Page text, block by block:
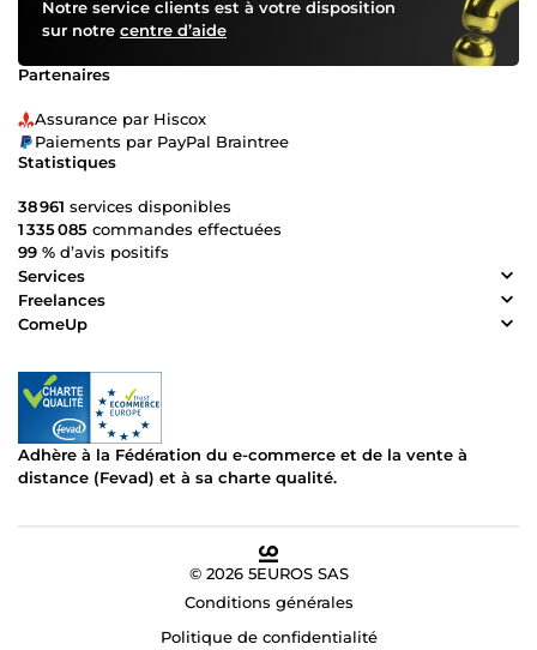
Notre service clients est à votre disposition
sur notre centre d’aide
Partenaires
Assurance par Hiscox
Paiements par PayPal Braintree
Statistiques
38 961 services disponibles
1 335 085 commandes effectuées
99 % d’avis positifs
Services
Freelances
ComeUp
Adhère à la Fédération du e-commerce et de la vente à
distance (Fevad) et à sa charte qualité.
© 2026 5EUROS SAS
Conditions générales
Politique de confidentialité